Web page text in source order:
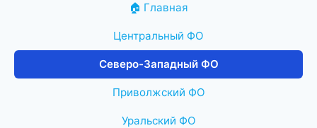
🏠 Главная
Центральный ФО
Северо-Западный ФО
Приволжский ФО
Уральский ФО